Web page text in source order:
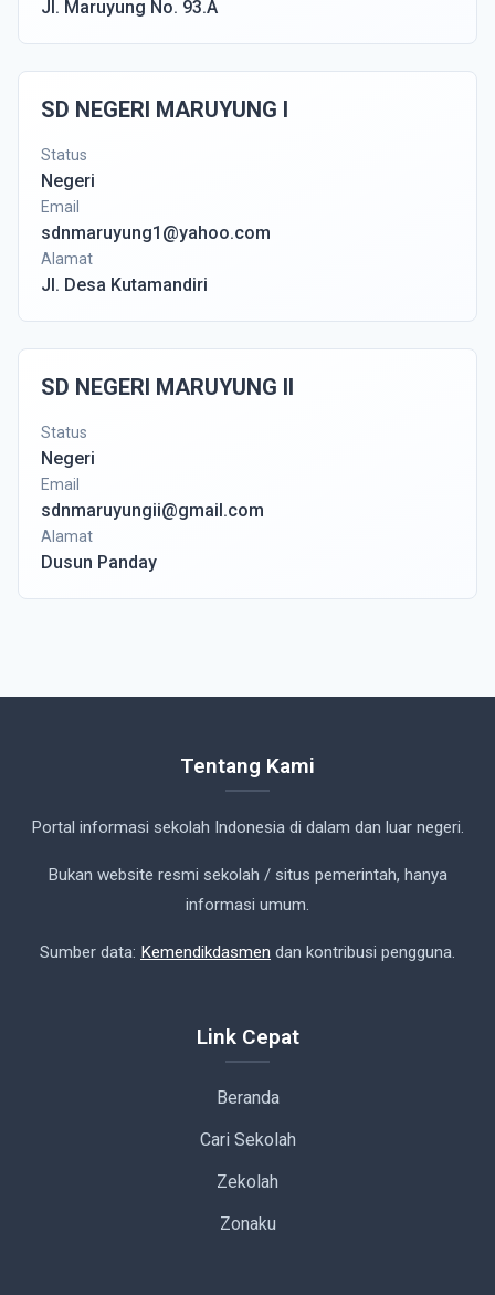
Jl. Maruyung No. 93.A
SD NEGERI MARUYUNG I
Status
Negeri
Email
sdnmaruyung1@yahoo.com
Alamat
Jl. Desa Kutamandiri
SD NEGERI MARUYUNG II
Status
Negeri
Email
sdnmaruyungii@gmail.com
Alamat
Dusun Panday
Tentang Kami
Portal informasi sekolah Indonesia di dalam dan luar negeri.
Bukan website resmi sekolah / situs pemerintah, hanya
informasi umum.
Sumber data: Kemendikdasmen dan kontribusi pengguna.
Link Cepat
Beranda
Cari Sekolah
Zekolah
Zonaku